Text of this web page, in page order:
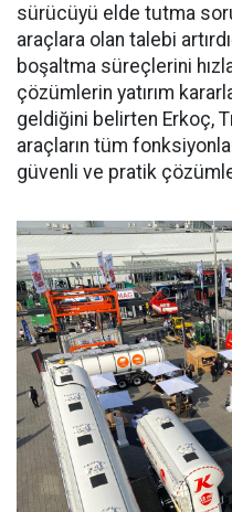
sürücüyü el­de tutma
araçlara olan talebi
boşaltma süreçlerini
çözümlerin yatı­rım
geldiğini belirten Erkoç,
araçların tüm
güvenli ve pratik